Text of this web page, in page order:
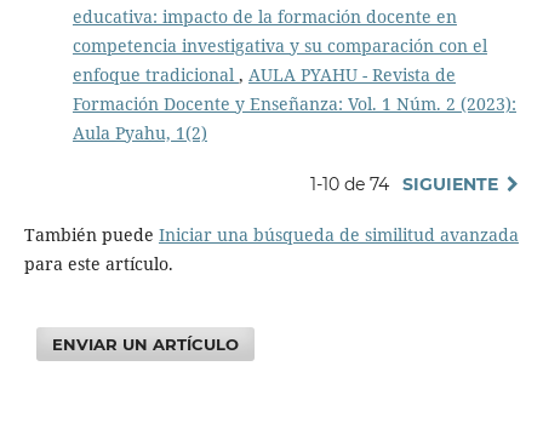
educativa: impacto de la formación docente en
competencia investigativa y su comparación con el
enfoque tradicional , AULA PYAHU - Revista de
Formación Docente y Enseñanza: Vol. 1 Núm. 2 (2023):
Aula Pyahu, 1(2)
1-10 de 74 SIGUIENTE
También puede Iniciar una búsqueda de similitud avanzada
para este artículo.
ENVIAR UN ARTÍCULO